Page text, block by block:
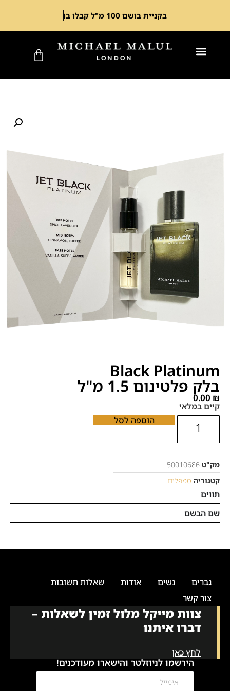
בקניית בושם 100 מ"ל קבלו בושם מיני במתנה
Black Platinum
בלק פלטינום 1.5 מ"ל
0.00 ₪
קיים במלאי
הוספה לסל
מק"ט 50010686
קטגוריה סמפלים
תווים
שם הבשם
גברים נשים אודות
שאלות תשובות
צור קשר
צוות מייקל מלול זמין לשאלות –
דברו איתנו
לחץ כאן
הירשמו לניוזלטר והישארו מעודכנים!